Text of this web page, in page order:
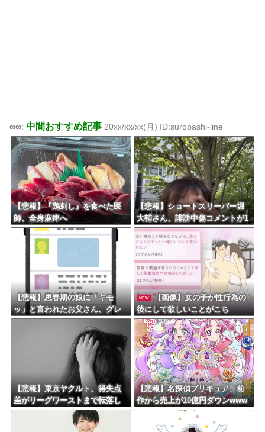
∞∞: 中間おすすめ記事 20xx/xx/xx(月) ID:suropashi-line
【悲報】『鶏刺し』を食べた医
師、全身麻痺へ
【悲報】ショートスリーパー堀
大輔さん、誹謗中傷コメントが1
万件を越えて号泣してしまうｗ
ｗｗｗｗ
【悲報】思春期の娘に「キモ
ッ」と言われたお父さん、グレ
るｗｗｗｗｗｗｗ
NEW
【画像】女の子が性行為の
後にして欲しいことがこち
ら・・・
【悲報】東京ヤクルト、得失点
差がリーグワーストまで転落し
てしまう
【悲報】名探偵プリキュア、前
作から売上が10億円ダウンwww
wwwwww